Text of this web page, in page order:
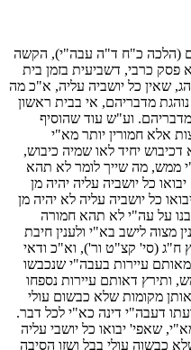
(הלכה כ"ח ד"ה עבה"י), הקשה
כרבי, דשביעית בזמן בית
שאין כל יושביה עליה, א"כ מה
מדבריהם, אי בבית ראשון
וע"ש עוד שהוסיף
אלא חמורין יותר מא"י
יחיד לאו שמיה כיבוש,
ממש, מה שייך לומר לא תהא
כל יושביה עליה יהיה מן
כל יושביה עליה לא יהיה מן
על עה"י לא תהא חמורה
מצוה לישב בא"י ולענין חיבת
(סי' קצ"ט ור'), וא"כ ודאי
עיירות בעבה"י שנכבשו
ותירץ דאותם עיירות נספחו
מקומות שלא כבשום עולי
דעבה"י דינה כא"י לכל דבר.
שאפי' יבואו כל יושבי עליה
כבשוה עולי בבל ושזו הסיבה